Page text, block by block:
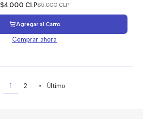
$4.000 CLP$5.000 CLP
Agregar al Carro
Comprar ahora
1 2 » Último